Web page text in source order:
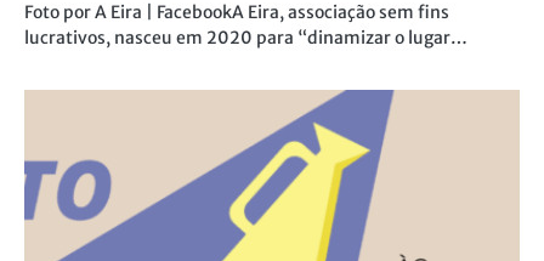
Foto por A Eira | FacebookA Eira, associação sem fins
lucrativos, nasceu em 2020 para “dinamizar o lugar…